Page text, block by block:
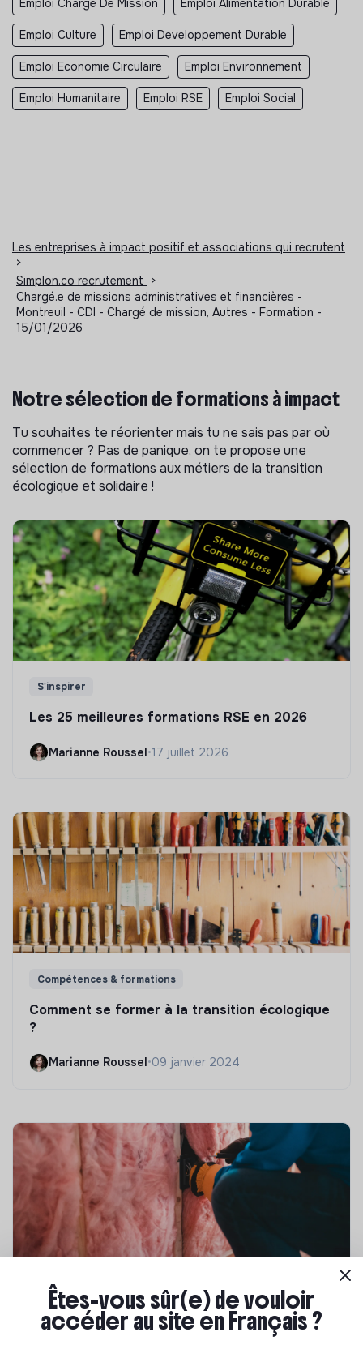
Emploi Culture Emploi Developpement Durable
Emploi Economie Circulaire Emploi Environnement
Emploi Humanitaire Emploi RSE Emploi Social
Les entreprises à impact positif et associations qui recrutent
>
Simplon.co recrutement
>
Chargé.e de missions administratives et financières -
Montreuil - CDI - Chargé de mission, Autres - Formation -
15/01/2026
Notre sélection de formations à impact
Tu souhaites te réorienter mais tu ne sais pas par où
commencer ? Pas de panique, on te propose une
sélection de formations aux métiers de la transition
écologique et solidaire !
S'inspirer
Les 25 meilleures formations RSE en 2026
Marianne Roussel•17 juillet 2026
Compétences & formations
Comment se former à la transition écologique
?
Marianne Roussel •09 janvier 2024
Compétences & formations
Top 8 des formations en rénovation
Êtes-vous sûr(e) de vouloir
accéder au site en Français ?